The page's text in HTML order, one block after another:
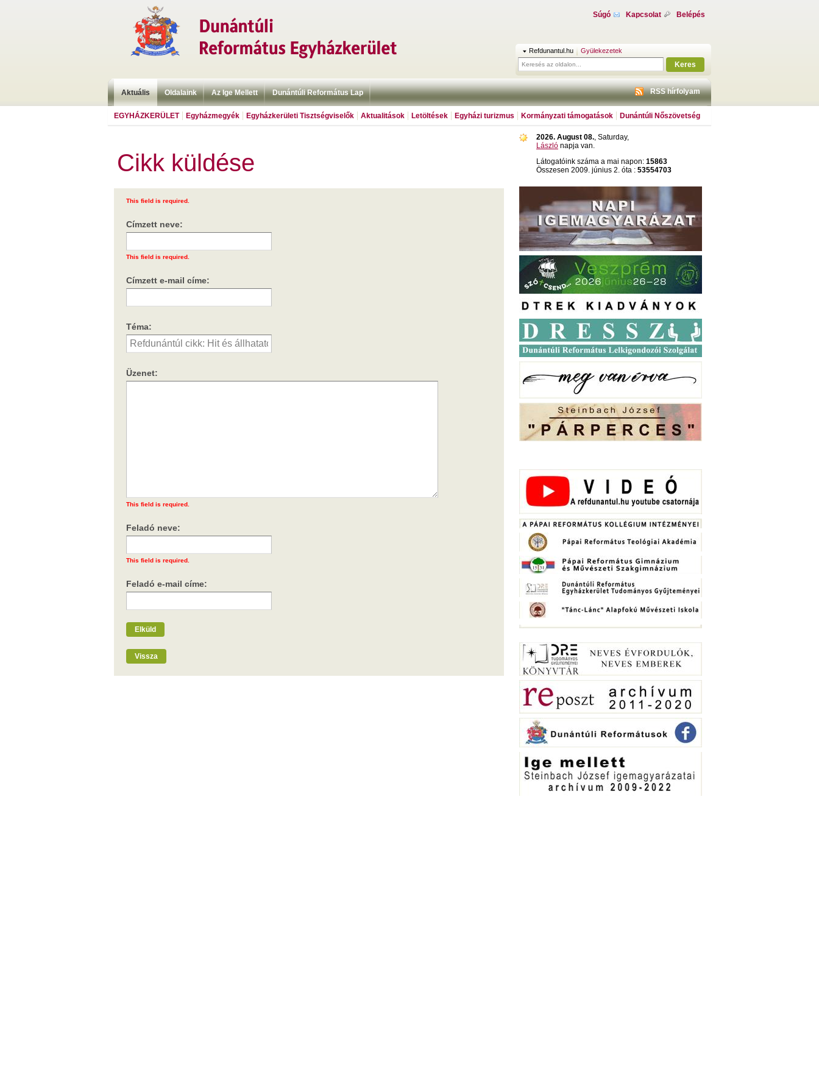
Súgó Kapcsolat Belépés
Refdunantul.hu Gyülekezetek
Keres
Aktuális Oldalaink Az Ige Mellett Dunántúli Református Lap RSS hírfolyam
EGYHÁZKERÜLET Egyházmegyék Egyházkerületi Tisztségviselők Aktualitások Letöltések Egyházi turizmus Kormányzati támogatások Dunántúli Nőszövetség
Cikk küldése
This field is required.
Címzett neve:
This field is required.
Címzett e-mail címe:
Téma:
Üzenet:
This field is required.
Feladó neve:
This field is required.
Feladó e-mail címe:
Elküld
Vissza
2026. August 08., Saturday,
László napja van.
Látogatóink száma a mai napon: 15863
Összesen 2009. június 2. óta : 53554703